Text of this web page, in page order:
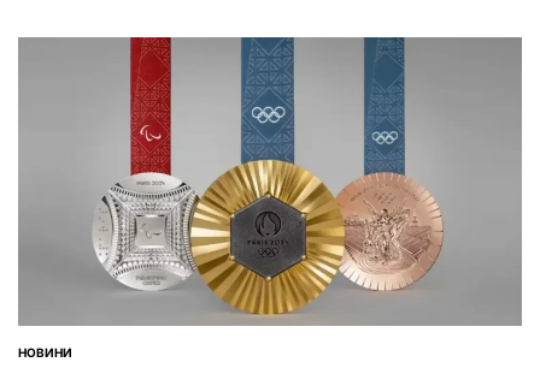
ОПУБЛІКУВАТИ
НОВИНИ